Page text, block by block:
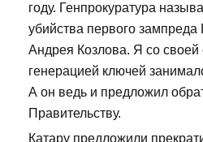
году. Генпрокуратура
убийства первого
Андрея Козлова. Я со своей
генерацией ключей
А он ведь и предложил
Правительству.
Катару предложили